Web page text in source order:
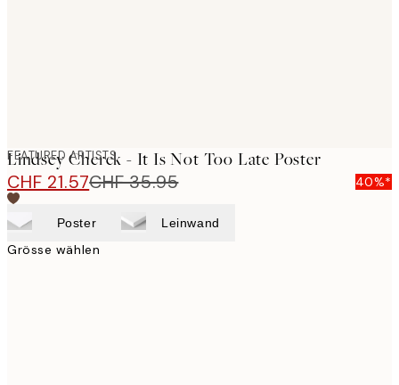
FEATURED ARTISTS
Lindsey Cherek - It Is Not Too Late Poster
CHF 21.57CHF 35.95 40%*
Poster Leinwand
Grösse wählen